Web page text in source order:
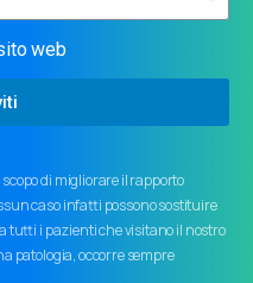
web
di migliorare il rapporto
caso infatti possono sostituire
tutti i pazienti che visitano il nostro
patologia, occorre sempre